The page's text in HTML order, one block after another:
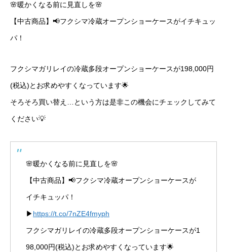
🌸暖かくなる前に見直しを🌸
【中古商品】📢フクシマ冷蔵オープンショーケースがイチキュッ
パ！
フクシマガリレイの冷蔵多段オープンショーケースが198,000円
(税込)とお求めやすくなっています🌟
そろそろ買い替え…という方は是非この機会にチェックしてみて
ください💡
🌸暖かくなる前に見直しを🌸
【中古商品】📢フクシマ冷蔵オープンショーケースが
イチキュッパ！
▶ https://t.co/7nZE4fmyph
フクシマガリレイの冷蔵多段オープンショーケースが1
98,000円(税込)とお求めやすくなっています🌟